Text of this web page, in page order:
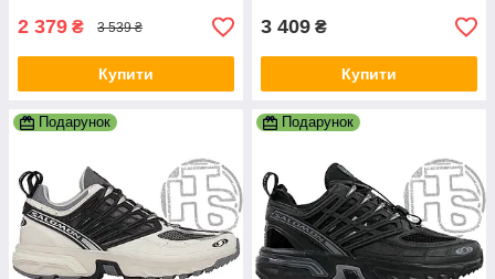
2 379 ₴ 3 539 ₴
Купити
3 409 ₴
Купити
Подарунок Подарунок